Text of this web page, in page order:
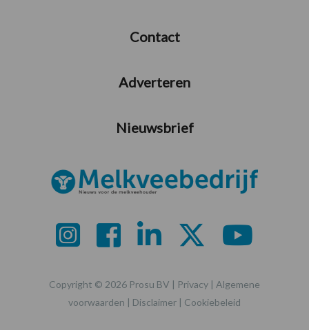
Contact
Adverteren
Nieuwsbrief
Copyright © 2026 Prosu BV | Privacy | Algemene
voorwaarden | Disclaimer | Cookiebeleid